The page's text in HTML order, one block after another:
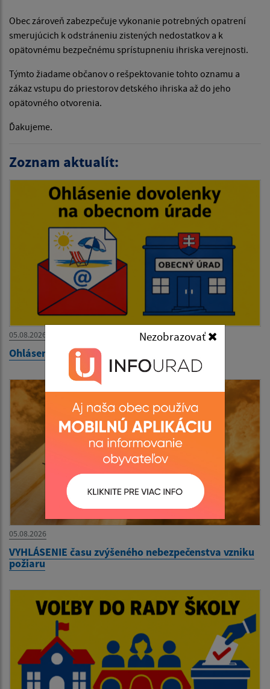
Nezobrazovať
Obec zároveň zabezpečuje vykonanie potrebných opatrení
smerujúcich k odstráneniu zistených nedostatkov a k
opätovnému bezpečnému sprístupneniu ihriska verejnosti.
Týmto žiadame občanov o rešpektovanie tohto oznamu a
zákaz vstupu do priestorov detského ihriska až do jeho
opätovného otvorenia.
Ďakujeme.
Zoznam aktualít:
05.08.2026
Ohlásenie dovolenky na OcÚ Podhradík
05.08.2026
VYHLÁSENIE času zvýšeného nebezpečenstva vzniku
požiaru